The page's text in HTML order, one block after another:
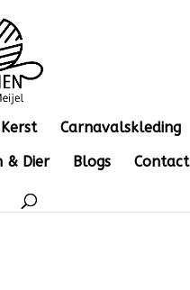
Kerst Carnavalskleding
& Dier Blogs Contact